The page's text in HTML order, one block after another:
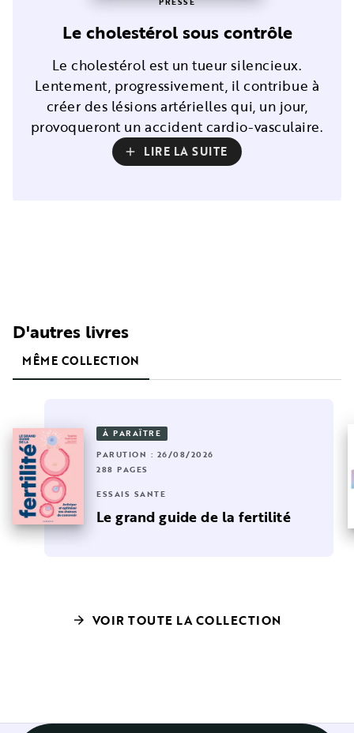
Le cholestérol sous contrôle
Le cholestérol est un tueur silencieux.
Lentement, progressivement, il contribue à
créer des lésions artérielles qui, un jour,
provoqueront un accident cardio-vasculaire.
add LIRE LA SUITE
D'autres livres
MÊME COLLECTION
À PARAÎTRE
PARUTION : 26/08/2026
288 PAGES
ESSAIS SANTÉ
Le grand guide de la fertilité
arrow_forward VOIR TOUTE LA COLLECTION